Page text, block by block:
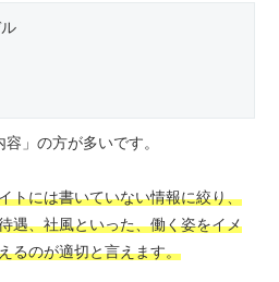
」の方が多いです。
トには書いていない情報に絞り、
遇、社風といった、働く姿をイメ
るのが適切と言えます。